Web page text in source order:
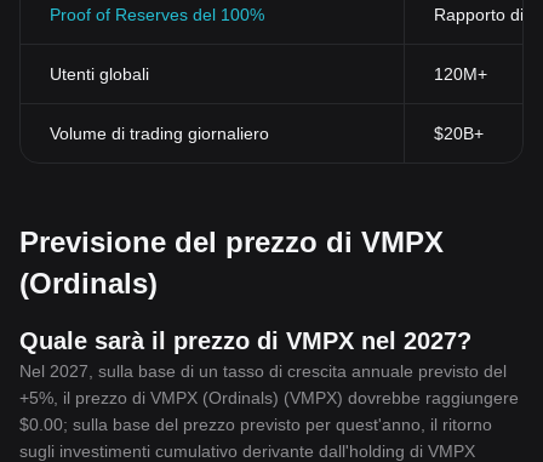
Privace
transazioni. Mentre tutte le transazioni sono registrate sulla
loro attività difficili da rintracciare.
In conclusione, le criptovalute rappresentano un grande passo in
come esempio di ciò, il futuro delle criptovalute sembra molto
promettente.
Proof of Reserves del 100% Rapporto di
Utenti globali 120M+
Volume di trading giornaliero $20B+
Previsione del prezzo di VMPX
(Ordinals)
Quale sarà il prezzo di VMPX nel 2027?
Nel 2027, sulla base di un tasso di crescita annuale previsto del
+5%, il prezzo di VMPX (Ordinals) (VMPX) dovrebbe raggiungere
$0.00; sulla base del prezzo previsto per quest'anno, il ritorno
sugli investimenti cumulativo derivante dall'holding di VMPX